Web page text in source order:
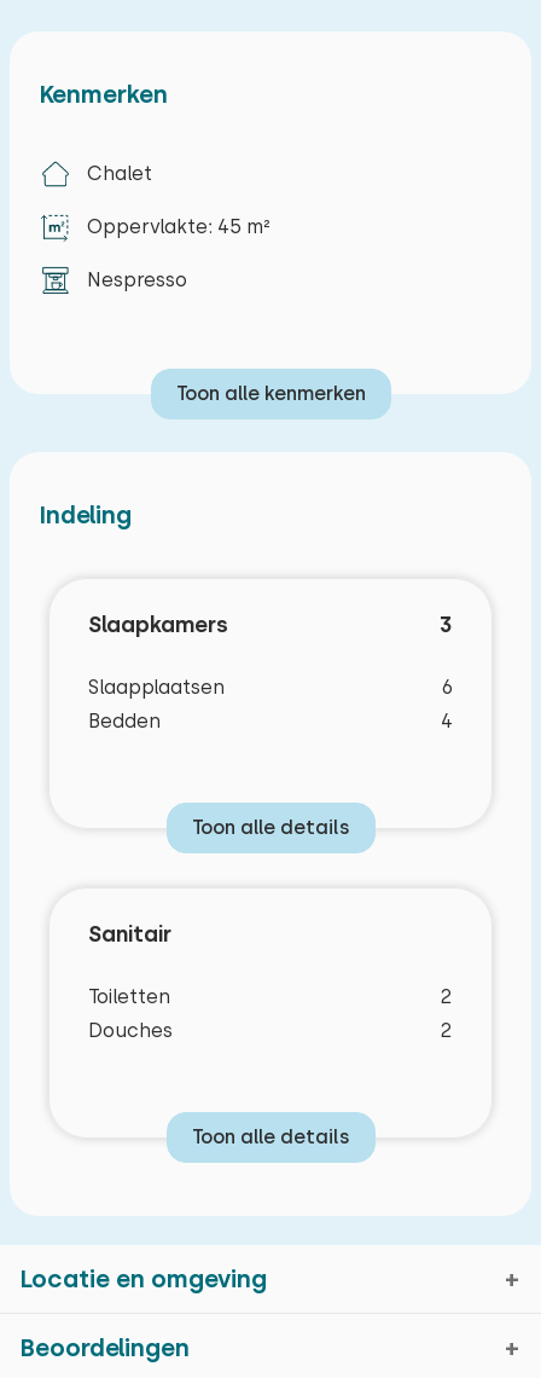
Kenmerken
Chalet
Oppervlakte: 45 m²
Nespresso
Toon alle kenmerken
Indeling
Slaapkamers 3
Slaapplaatsen
6
Bedden
4
Toon alle details
Sanitair
Toiletten
2
Douches
2
Toon alle details
Locatie en omgeving
Beoordelingen